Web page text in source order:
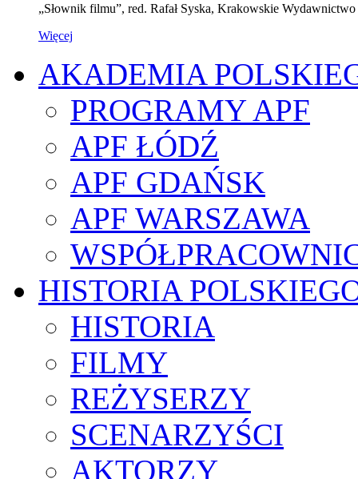
„Słownik filmu”, red. Rafał Syska, Krakowskie
Więcej
AKADEMIA
PROGRAMY APF
APF ŁÓDŹ
APF GDAŃSK
APF WARSZAWA
HISTORIA
HISTORIA
FILMY
REŻYSERZY
SCENARZYŚCI
AKTORZY